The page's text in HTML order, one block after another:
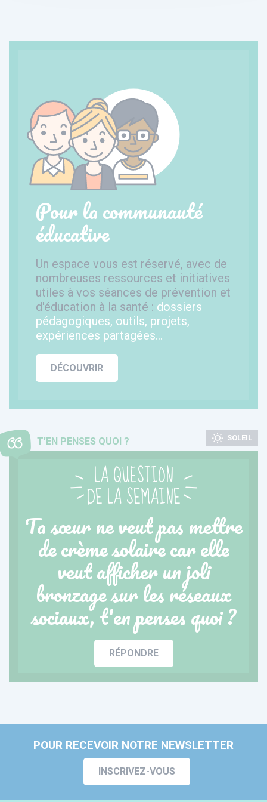
Pour la communauté
éducative
Un espace vous est réservé, avec de
nombreuses ressources et initiatives
utiles à vos séances de prévention et
d'éducation à la santé : dossiers
pédagogiques, outils, projets,
expériences partagées...
DÉCOUVRIR
T'EN PENSES QUOI ? SOLEIL
LA QUESTION
DE LA SEMAINE
Ta sœur ne veut pas mettre
de crème solaire car elle
veut afficher un joli
bronzage sur les réseaux
sociaux, t'en penses quoi ?
RÉPONDRE
POUR RECEVOIR NOTRE NEWSLETTER
INSCRIVEZ-VOUS